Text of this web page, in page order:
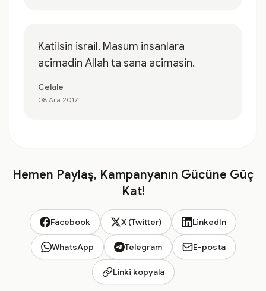
Katilsin israil. Masum insanlara
acimadin Allah ta sana acimasin.
Celale
08 Ara 2017
Hemen Paylaş, Kampanyanın Gücüne Güç
Kat!
Facebook X (Twitter) LinkedIn
WhatsApp Telegram E-posta
Linki kopyala